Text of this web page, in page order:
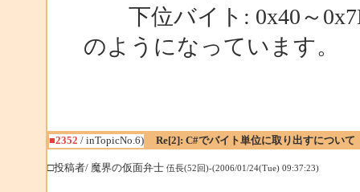
下位バイト: 0x40～
のようになっています。
■2352 / inTopicNo.6) Re[2]: C#でバイト単位に取り出すについて
□投稿者/ 魔界の仮面弁士 伍長(52回)-(2006/01/24(Tue) 09:37:23)